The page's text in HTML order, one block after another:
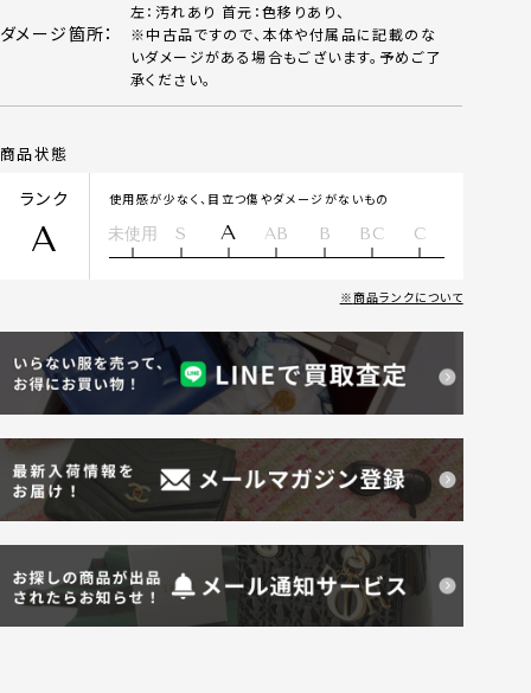
ダメージ箇所：
左：汚れあり 首元：色移りあり、
※中古品ですので、本体や付属品に記載のな
いダメージがある場合もございます。予めご了
承ください。
商品状態
ランク
A
使用感が少なく、目立つ傷やダメージがないもの
未使用 S A AB B BC C
商品ランクについて